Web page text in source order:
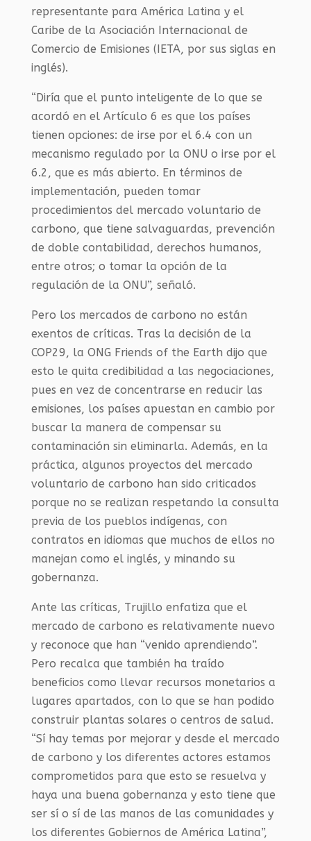
representante para América Latina y el
Caribe de la Asociación Internacional de
Comercio de Emisiones (IETA, por sus siglas en
inglés).
“Diría que el punto inteligente de lo que se
acordó en el Artículo 6 es que los países
tienen opciones: de irse por el 6.4 con un
mecanismo regulado por la ONU o irse por el
6.2, que es más abierto. En términos de
implementación, pueden tomar
procedimientos del mercado voluntario de
carbono, que tiene salvaguardas, prevención
de doble contabilidad, derechos humanos,
entre otros; o tomar la opción de la
regulación de la ONU”, señaló.
Pero los mercados de carbono no están
exentos de críticas. Tras la decisión de la
COP29, la ONG Friends of the Earth dijo que
esto le quita credibilidad a las negociaciones,
pues en vez de concentrarse en reducir las
emisiones, los países apuestan en cambio por
buscar la manera de compensar su
contaminación sin eliminarla. Además, en la
práctica, algunos proyectos del mercado
voluntario de carbono han sido criticados
porque no se realizan respetando la consulta
previa de los pueblos indígenas, con
contratos en idiomas que muchos de ellos no
manejan como el inglés, y minando su
gobernanza.
Ante las críticas, Trujillo enfatiza que el
mercado de carbono es relativamente nuevo
y reconoce que han “venido aprendiendo”.
Pero recalca que también ha traído
beneficios como llevar recursos monetarios a
lugares apartados, con lo que se han podido
construir plantas solares o centros de salud.
“Sí hay temas por mejorar y desde el mercado
de carbono y los diferentes actores estamos
comprometidos para que esto se resuelva y
haya una buena gobernanza y esto tiene que
ser sí o sí de las manos de las comunidades y
los diferentes Gobiernos de América Latina”,